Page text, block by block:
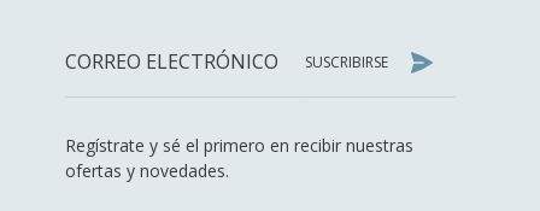
SUSCRIBIRSE
Regístrate y sé el primero en recibir nuestras
ofertas y novedades.